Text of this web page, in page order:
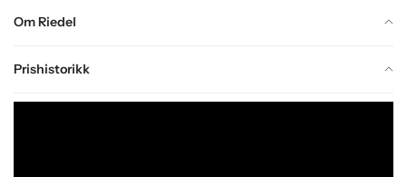
Om Riedel
Prishistorikk